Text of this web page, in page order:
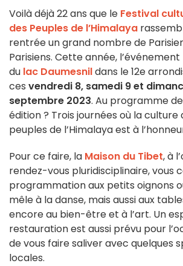
Voilà déjà 22 ans que le Festival
des Peuples de l’Himalaya
rentrée un grand nombre de
Parisiens. Cette année,
du lac Daumesnildans le 12e
ces vendredi 8, samedi 9 et
septembre 2023. Au programme
édition ? Trois journées où la culture
peuples de l’Himalaya est à
Pour ce faire, la Maison du Tibet, à
rendez-vous pluridisciplinaire, vous
programmation aux petits oignons
mêle à la danse, mais aussi aux
encore au bien-être et à l’art. Un
restauration est aussi prévu pour
de vous faire saliver avec quelques
locales.